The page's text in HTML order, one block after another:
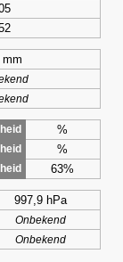
mm
%
%
63%
997,9 hPa
Onbekend
Onbekend